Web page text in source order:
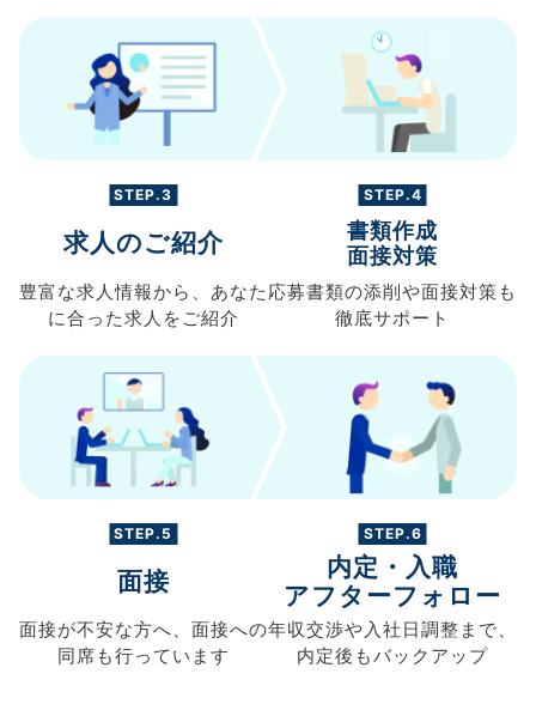
STEP.3
求人のご紹介
豊富な求人情報から、 あなた
に合った求人を ご紹介
STEP.4
書類作成
面接対策
応募書類の添削や面接対策も
徹底サポート
STEP.5
面接
面接が不安な方へ、 面接への
同席も行っています
STEP.6
内定・入職
アフターフォロー
年収交渉や入社日調整まで、
内定後もバックアップ